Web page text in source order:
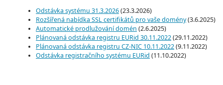
Odstávka systému 31.3.2026(23.3.2026)
Rozšířená nabídka SSL certifikátů pro vaše domény(3.6.2025)
Automatické prodlužování domén (2.6.2025)
Plánovaná odstávka registru EURid 30.11.2022(29.11.2022)
Plánovaná odstávka registru CZ-NIC 10.11.2022(9.11.2022)
Odstávka registračního systému EURid (11.10.2022)